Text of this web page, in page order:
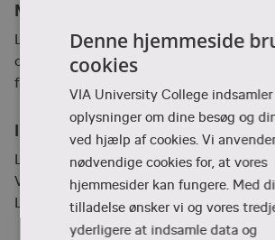
Målgruppe
Lærere, der underviser i dansk som
og/eller supplerende på alle klassetrin
for nye inden for området.
Instruktører
Lotte Svane Strange Petersen -
VIA CFU
Line Thingholm - Lektor, VIA Efter- og
Denne hjemmeside
cookies
VIA University College indsamler
oplysninger om dine besøg og
ved hjælp af cookies. Vi
nødvendige cookies for, at vores
hjemmesider kan fungere. Med
tilladelse ønsker vi og vores
yderligere at indsamle data og